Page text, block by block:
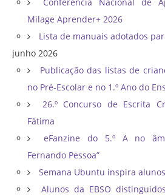
Conferência Nacional de
Milage Aprender+ 2026
Lista de manuais adotados
junho 2026
Publicação das listas de
no Pré-Escolar e no 1.º Ano do
26.º Concurso de Escrita
Fátima
eFanzine do 5.º A no
Fernando Pessoa”
Semana Ubuntu inspira
Alunos da EBSO